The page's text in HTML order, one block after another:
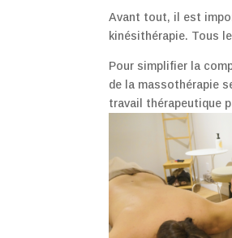
Avant tout, il est
kinésithérapie. Tous
Pour simplifier la
de la massothérapie
travail thérapeutique